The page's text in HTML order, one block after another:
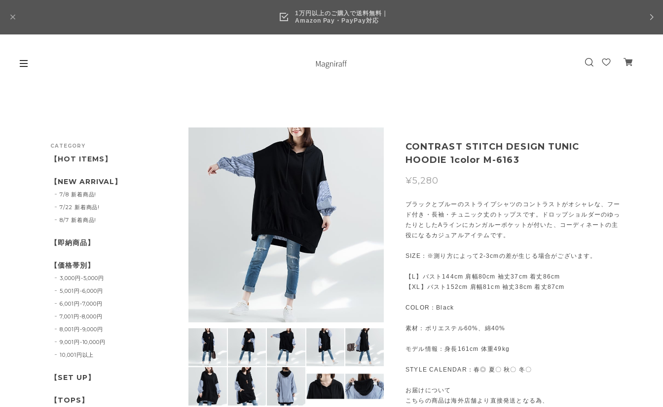
1万円以上のご購入で送料無料｜
Amazon Pay・PayPay対応
CONTRAST STITCH DESIGN TUNIC
HOODIE 1color M-6163
¥5,280
ブラックとブルーのストライプシャツのコントラストがオシャレな、フー
ド付き・長袖・チュニック丈のトップスです。ドロップショルダーのゆっ
たりとしたAラインにカンガルーポケットが付いた、コーディネートの主
役になるカジュアルアイテムです。
SIZE：※測り方によって2-3cmの差が生じる場合がございます。
【L】バスト144cm 肩幅80cm 袖丈37cm 着丈86cm
【XL】バスト152cm 肩幅81cm 袖丈38cm 着丈87cm
COLOR：Black
素材：ポリエステル60%、綿40%
モデル情報：身長161cm 体重49kg
STYLE CALENDAR：春◎ 夏〇 秋〇 冬〇
お届けについて
こちらの商品は海外店舗より直接発送となる為、
CATEGORY
【HOT ITEMS】
【NEW ARRIVAL】
7/8 新着商品!
7/22 新着商品!
8/7 新着商品!
【即納商品】
【価格帯別】
3,000円-5,000円
5,001円-6,000円
6,001円-7,000円
7,001円-8,000円
8,001円-9,000円
9,001円-10,000円
10,001円以上
【SET UP】
【TOPS】